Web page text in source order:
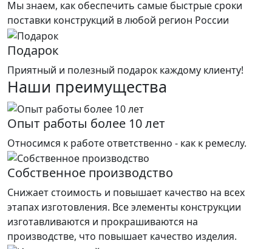
Мы знаем, как обеспечить самые быстрые сроки
поставки конструкций в любой регион России
Подарок
Приятный и полезный подарок каждому клиенту!
Наши преимущества
Опыт работы более 10 лет
Относимся к работе ответственно - как к ремеслу.
Собственное производство
Снижает стоимость и повышает качество на всех
этапах изготовления. Все элементы конструкции
изготавливаются и прокрашиваются на
производстве, что повышает качество изделия.